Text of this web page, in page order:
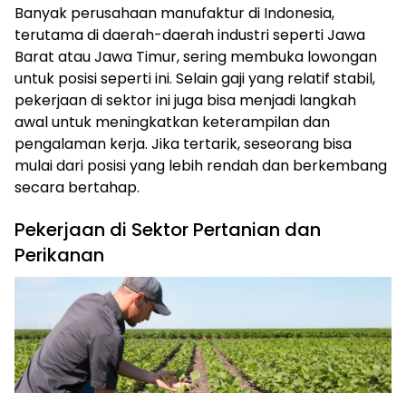
Banyak perusahaan manufaktur di Indonesia,
terutama di daerah-daerah industri seperti Jawa
Barat atau Jawa Timur, sering membuka lowongan
untuk posisi seperti ini. Selain gaji yang relatif stabil,
pekerjaan di sektor ini juga bisa menjadi langkah
awal untuk meningkatkan keterampilan dan
pengalaman kerja. Jika tertarik, seseorang bisa
mulai dari posisi yang lebih rendah dan berkembang
secara bertahap.
Pekerjaan di Sektor Pertanian dan
Perikanan